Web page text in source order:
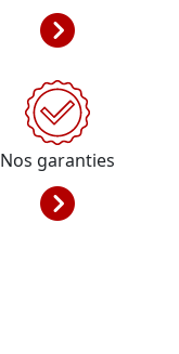
Nos garanties